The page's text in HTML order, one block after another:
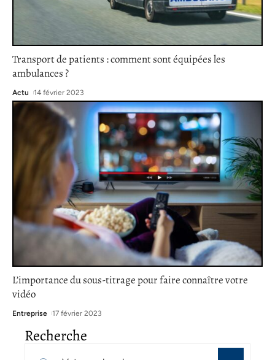
Transport de patients : comment sont équipées les
ambulances ?
Actu 14 février 2023
L’importance du sous-titrage pour faire connaître votre
vidéo
Entreprise 17 février 2023
Recherche